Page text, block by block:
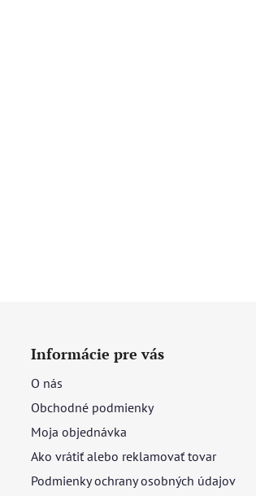
Informácie pre vás
O nás
Obchodné podmienky
Moja objednávka
Ako vrátiť alebo reklamovať tovar
Podmienky ochrany osobných údajov